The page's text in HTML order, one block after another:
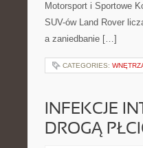
Motorsport i Sportowe
SUV-ów Land Rover
a zaniedbanie […]
CATEGORIES:
INFEKCJE
DROGĄ